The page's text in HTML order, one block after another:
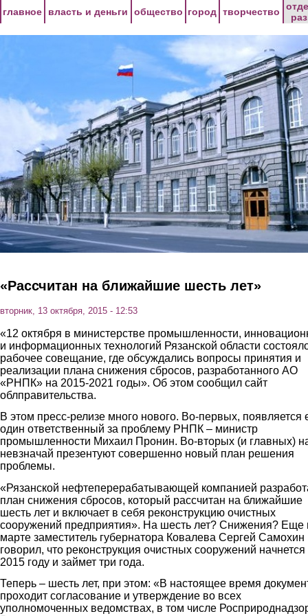
главное власть и деньги общество город творчество
«Рассчитан на ближайшие шесть лет»
вторник, 13 октября, 2015 - 12:53
«12 октября в министерстве промышленности,
и информационных технологий Рязанской области
рабочее совещание, где обсуждались вопросы принятия и
реализации плана снижения сбросов, разработанного АО
«РНПК» на 2015-2021 годы». Об этом сообщил сайт
облправительства.
В этом пресс-релизе много нового. Во-первых, появляется
один ответственный за проблему РНПК – министр
промышленности Михаил Пронин. Во-вторых (и главных)
невзначай презентуют совершенно новый план решения
проблемы.
«Рязанской нефтеперерабатывающей компанией
план снижения сбросов, который рассчитан на ближайшие
шесть лет и включает в себя реконструкцию очистных
сооружений предприятия». На шесть лет? Снижения? Еще
марте заместитель губернатора Ковалева Сергей Самохин
говорил, что реконструкция очистных сооружений начнется
2015 году и займет три года.
Теперь – шесть лет, при этом: «В настоящее время
проходит согласование и утверждение во всех
уполномоченных ведомствах, в том числе